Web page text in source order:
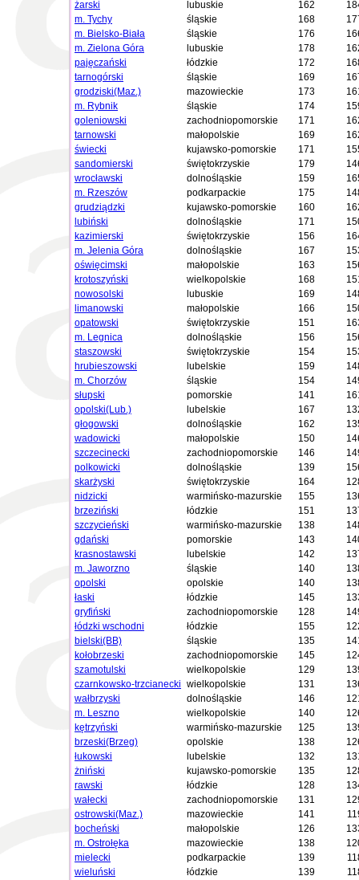
żarski lubuskie 162
m. Tychy
śląskie 168
m. Bielsko-Biała
śląskie 176
m. Zielona Góra
lubuskie 178
pajęczański
łódzkie 172
tarnogórski
śląskie 169
grodziski(Maz.)
mazowieckie 173
m. Rybnik
śląskie 174
goleniowski
zachodniopomorskie 171
tarnowski
małopolskie 169
świecki
kujawsko-pomorskie 171
sandomierski
świętokrzyskie 179
wrocławski
dolnośląskie 159
m. Rzeszów
podkarpackie 175
grudziądzki
kujawsko-pomorskie 160
lubiński
dolnośląskie 171
kazimierski
świętokrzyskie 156
m. Jelenia Góra
dolnośląskie 167
oświęcimski
małopolskie 163
krotoszyński
wielkopolskie 168
nowosolski
lubuskie 169
limanowski
małopolskie 166
opatowski
świętokrzyskie 151
m. Legnica
dolnośląskie 156
staszowski
świętokrzyskie 154
hrubieszowski
lubelskie 159
m. Chorzów
śląskie 154
słupski
pomorskie 141
opolski(Lub.)
lubelskie 167
głogowski
dolnośląskie 162
wadowicki
małopolskie 150
szczecinecki
zachodniopomorskie 146
polkowicki
dolnośląskie 139
skarżyski
świętokrzyskie 164
nidzicki
warmińsko-mazurskie 155
brzeziński
łódzkie 151
szczycieński
warmińsko-mazurskie 138
gdański
pomorskie 143
krasnostawski
lubelskie 142
m. Jaworzno
śląskie 140
opolski
opolskie 140
łaski
łódzkie 145
gryfiński
zachodniopomorskie 128
łódzki wschodni
łódzkie 155
bielski(BB)
śląskie 135
kołobrzeski
zachodniopomorskie 145
szamotulski
wielkopolskie 129
czarnkowsko-trzcianecki wielkopolskie 131
wałbrzyski
dolnośląskie 146
m. Leszno
wielkopolskie 140
kętrzyński
warmińsko-mazurskie 125
brzeski(Brzeg)
opolskie 138
łukowski
lubelskie 132
żniński
kujawsko-pomorskie 135
rawski
łódzkie 128
wałecki
zachodniopomorskie 131
ostrowski(Maz.)
mazowieckie 141
bocheński
małopolskie 126
m. Ostrołęka
mazowieckie 138
mielecki
podkarpackie 139
wieluński
łódzkie 139